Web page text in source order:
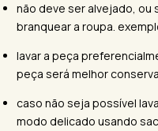
não deve ser alvejado, ou
branquear a roupa.
lavar a peça
peça será melhor
caso não seja possível
modo delicado usando